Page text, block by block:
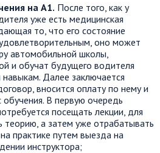
на А1. После того, как у
уже есть медицинская
то, что его состояние
оно может
автомобильной школы,
и обучат будущего водителя
Далее заключается
вносится оплату по нему и
обучения. В первую очередь
посещать лекции, для
теорию, а затем уже отрабатывать
практике путем выезда на
инструктора;